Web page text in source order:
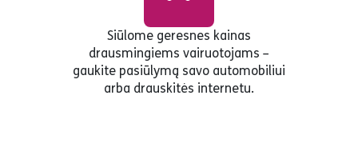
Siūlome geresnes kainas
drausmingiems vairuotojams –
gaukite pasiūlymą savo automobiliui
arba drauskitės internetu.